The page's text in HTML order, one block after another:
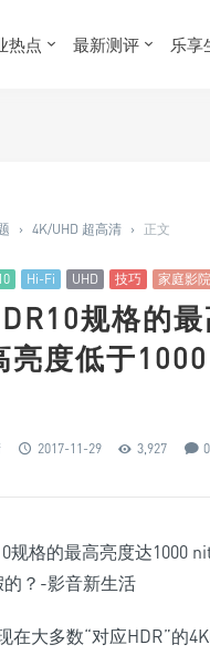
热点 最新测评 乐享
› 4K/UHD 超高清 › 正文
Hi-Fi UHD 技巧 家庭影院
规格的
亮度低于
2017-11-29 3,927 0
在大多数“对应HDR”的